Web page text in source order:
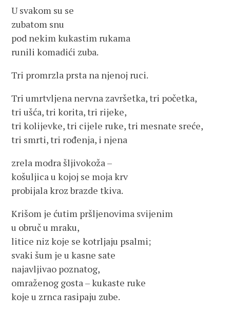
U svakom su se
zubatom snu
pod nekim kukastim rukama
runili komadići zuba.
Tri promrzla prsta na njenoj ruci.
Tri umrtvljena nervna završetka, tri početka,
tri ušća, tri korita, tri rijeke,
tri kolijevke, tri cijele ruke, tri mesnate sreće,
tri smrti, tri rođenja, i njena
zrela modra šljivokoža –
košuljica u kojoj se moja krv
probijala kroz brazde tkiva.
Krišom je ćutim pršljenovima svijenim
u obruč u mraku,
litice niz koje se kotrljaju psalmi;
svaki šum je u kasne sate
najavljivao poznatog,
omraženog gosta – kukaste ruke
koje u zrnca rasipaju zube.